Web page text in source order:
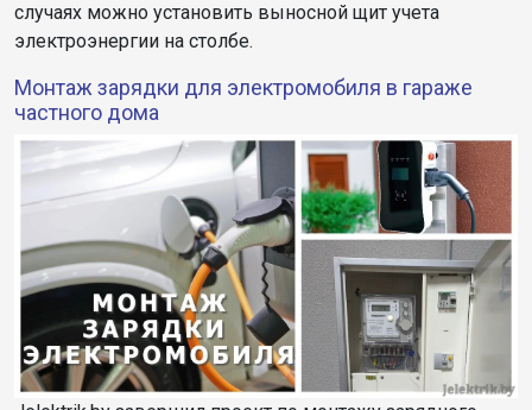
случаях можно установить выносной щит учета
электроэнергии на столбе.
Монтаж зарядки для электромобиля в гараже
частного дома